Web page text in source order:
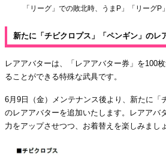
「リーグ」での敗北時、うまP」「リーグP
新たに「チビクロプス」「ペンギン」のレ
レアアバターは、「レアアバター券」を100
ることができる特殊な武具です。
6月9日（金）メンテナンス後より、新たに「
のレアアバターを追加いたします。レアアバ
力をアップさせつつ、お着替えを楽しみまし